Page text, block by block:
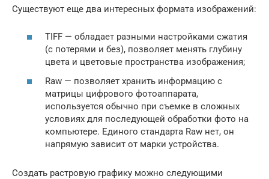
Существуют еще два интересных формата изображений:
TIFF — обладает разными настройками сжатия
(с потерями и без), позволяет менять глубину
цвета и цветовые пространства изображения;
Raw — позволяет хранить информацию с
матрицы цифрового фотоаппарата,
используется обычно при съемке в сложных
условиях для последующей обработки фото на
компьютере. Единого стандарта Raw нет, он
напрямую зависит от марки устройства.
Создать растровую графику можно следующими